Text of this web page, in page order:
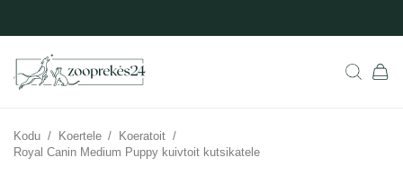
Kodu / Koertele / Koeratoit /
Royal Canin Medium Puppy kuivtoit kutsikatele